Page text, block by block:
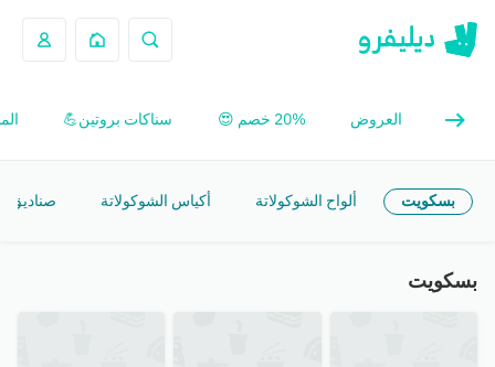
العروض 20% خصم 😍 سناكات بروتين💪
بسكويت ألواح الشوكولاتة أكياس الشوكولاتة صناديق
بسكويت